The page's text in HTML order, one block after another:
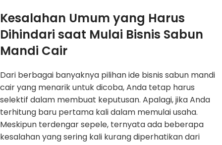
Kesalahan Umum yang Harus
Dihindari saat Mulai Bisnis Sabun
Mandi Cair
Dari berbagai banyaknya pilihan ide bisnis sabun mandi
cair yang menarik untuk dicoba, Anda tetap harus
selektif dalam membuat keputusan. Apalagi, jika Anda
terhitung baru pertama kali dalam memulai usaha.
Meskipun terdengar sepele, ternyata ada beberapa
kesalahan yang sering kali kurang diperhatikan dari